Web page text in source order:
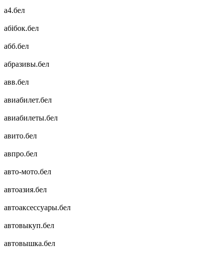
а4.бел
абібок.бел
абб.бел
абразивы.бел
авв.бел
авиабилет.бел
авиабилеты.бел
авито.бел
авпро.бел
авто-мото.бел
автоазия.бел
автоаксессуары.бел
автовыкуп.бел
автовышка.бел